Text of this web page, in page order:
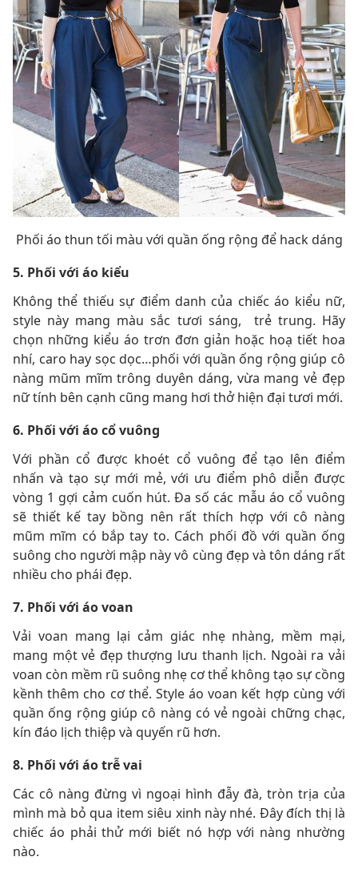
Phối áo thun tối màu với quần ống rộng để hack dáng
5. Phối với áo kiểu
Không thể thiếu sự điểm danh của chiếc áo kiểu nữ,
style này mang màu sắc tươi sáng, trẻ trung. Hãy
chọn những kiểu áo trơn đơn giản hoặc hoạ tiết hoa
nhí, caro hay sọc dọc…phối với quần ống rộng giúp cô
nàng mũm mĩm trông duyên dáng, vừa mang vẻ đẹp
nữ tính bên cạnh cũng mang hơi thở hiện đại tươi mới.
6. Phối với áo cổ vuông
Với phần cổ được khoét cổ vuông để tạo lên điểm
nhấn và tạo sự mới mẻ, với ưu điểm phô diễn được
vòng 1 gợi cảm cuốn hút. Đa số các mẫu áo cổ vuông
sẽ thiết kế tay bồng nên rất thích hợp với cô nàng
mũm mĩm có bắp tay to. Cách phối đồ với quần ống
suông cho người mập này vô cùng đẹp và tôn dáng rất
nhiều cho phái đẹp.
7. Phối với áo voan
Vải voan mang lại cảm giác nhẹ nhàng, mềm mại,
mang một vẻ đẹp thượng lưu thanh lịch. Ngoài ra vải
voan còn mềm rũ suông nhẹ cơ thể không tạo sự cồng
kềnh thêm cho cơ thể. Style áo voan kết hợp cùng với
quần ống rộng giúp cô nàng có vẻ ngoài chững chạc,
kín đáo lịch thiệp và quyến rũ hơn.
8. Phối với áo trễ vai
Các cô nàng đừng vì ngoại hình đẫy đà, tròn trịa của
mình mà bỏ qua item siêu xinh này nhé. Đây đích thị là
chiếc áo phải thử mới biết nó hợp với nàng nhường
nào.